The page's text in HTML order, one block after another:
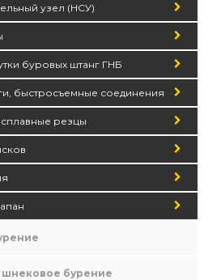
узел (НСУ)
буровых штанг ГНБ
быстросъемные соединения
резцы
шнековое бурение